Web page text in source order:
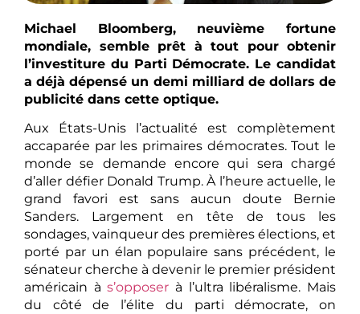
Michael Bloomberg, neuvième fortune
mondiale, semble prêt à tout pour obtenir
l’investiture du Parti Démocrate. Le candidat
a déjà dépensé un demi milliard de dollars de
publicité dans cette optique.
Aux États-Unis l’actualité est complètement
accaparée par les primaires démocrates. Tout le
monde se demande encore qui sera chargé
d’aller défier Donald Trump. À l’heure actuelle, le
grand favori est sans aucun doute Bernie
Sanders. Largement en tête de tous les
sondages, vainqueur des premières élections, et
porté par un élan populaire sans précédent, le
sénateur cherche à devenir le premier président
américain às’opposer à l’ultra libéralisme. Mais
du côté de l’élite du parti démocrate, on